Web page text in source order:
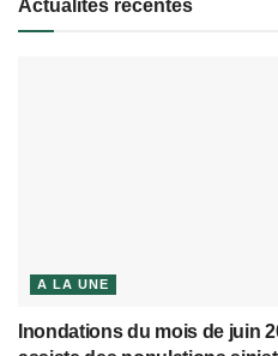
Actualités récentes
A LA UNE
Inondations du mois de juin